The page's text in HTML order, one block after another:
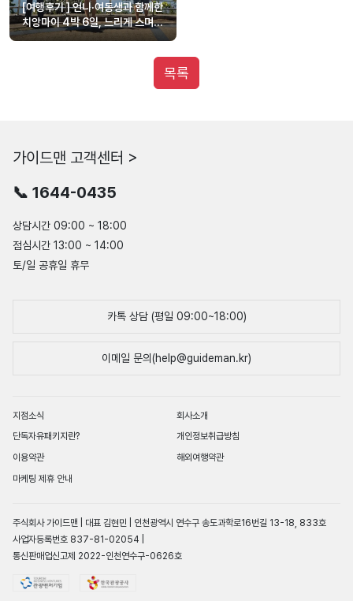
[여행후기 ] 언니·여동생과 함께한
치앙마이 4박 6일, 느리게 스며든
시간의 기록, 원성민 가이드님
목록
가이드맨 고객센터 >
📞 1644-0435
상담시간 09:00 ~ 18:00
점심시간 13:00 ~ 14:00
토/일 공휴일 휴무
카톡 상담 (평일 09:00~18:00)
이메일 문의(help@guideman.kr)
지점소식
회사소개
단독자유패키지란?
개인정보취급방침
이용약관
해외여행약관
마케팅 제휴 안내
주식회사 가이드맨 | 대표 김현민 | 인천광역시 연수구 송도과학로16번길 13-18, 833호
사업자등록번호 837-81-02054 |
통신판매업신고제 2022-인천연수구-0626호